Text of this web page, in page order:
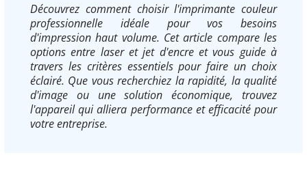
Découvrez comment choisir l'imprimante couleur
professionnelle idéale pour vos besoins
d'impression haut volume. Cet article compare les
options entre laser et jet d'encre et vous guide à
travers les critères essentiels pour faire un choix
éclairé. Que vous recherchiez la rapidité, la qualité
d'image ou une solution économique, trouvez
l'appareil qui alliera performance et efficacité pour
votre entreprise.